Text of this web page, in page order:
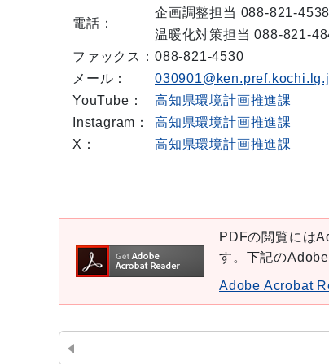
電話：
企画調整担当 088-821-4538
温暖化対策担当 088-821-
ファックス： 088-821-4530
メール：
YouTube：
高知県環境計画推進課
Instagram：
高知県環境計画推進課
X：
高知県環境計画推進課
PDFの閲覧には
す。下記の
Adobe Acrobat